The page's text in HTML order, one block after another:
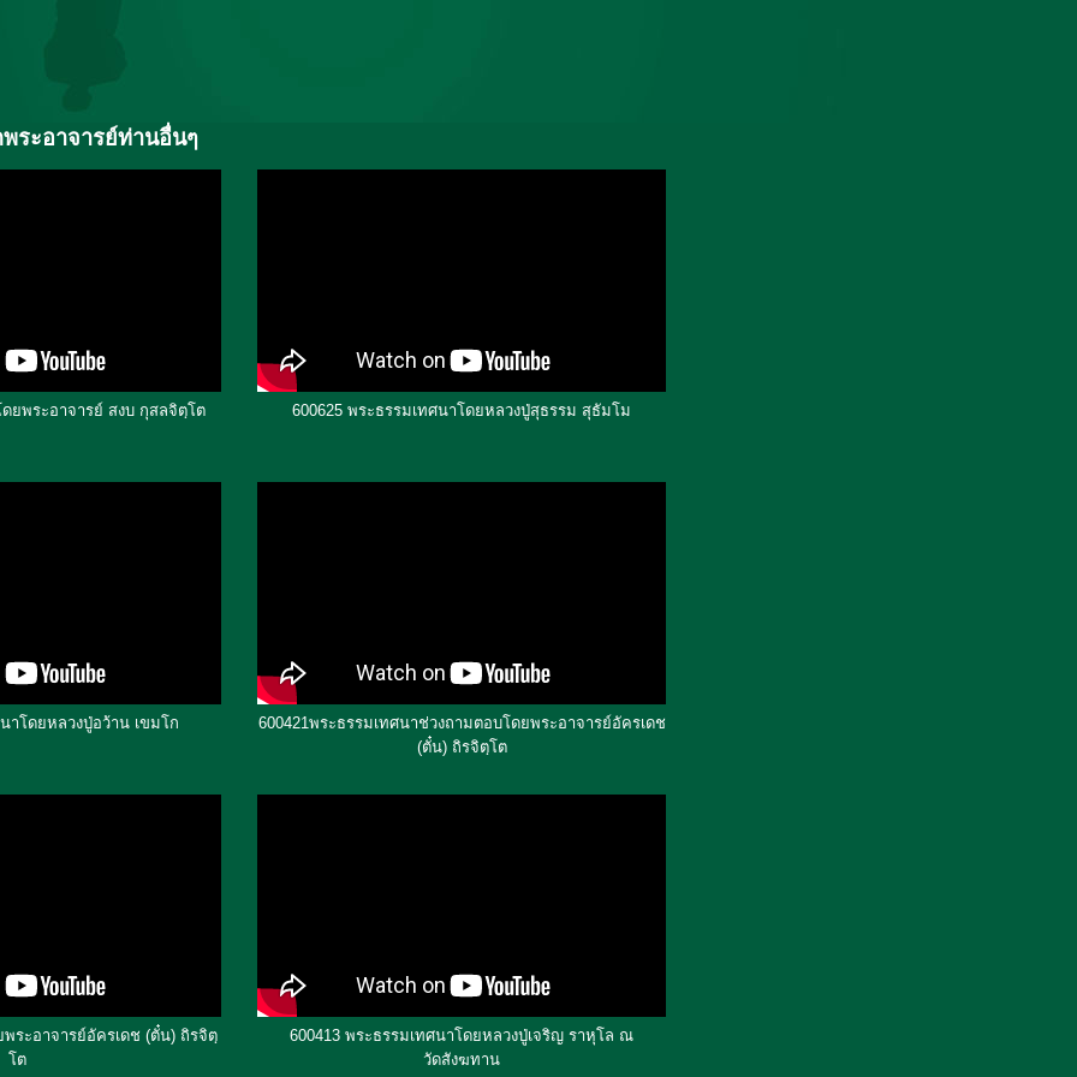
ระอาจารย์ท่านอื่นๆ
ยพระอาจารย์ สงบ กุสลจิตฺโต 600625 พระธรรมเทศนาโดยหลวงปู่สุธรรม สุธัมโม
าโดยหลวงปู่อว้าน เขมโก
600421พระธรรมเทศนาช่วงถามตอบโดยพระอาจารย์อัครเดช
(ตั๋น) ถิรจิตฺโต
ระอาจารย์อัครเดช (ตั๋น) ถิรจิตฺ
โต
600413 พระธรรมเทศนาโดยหลวงปู่เจริญ ราหุโล ณ
วัดสังฆทาน